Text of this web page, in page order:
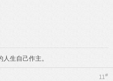
生自己作主。
11#